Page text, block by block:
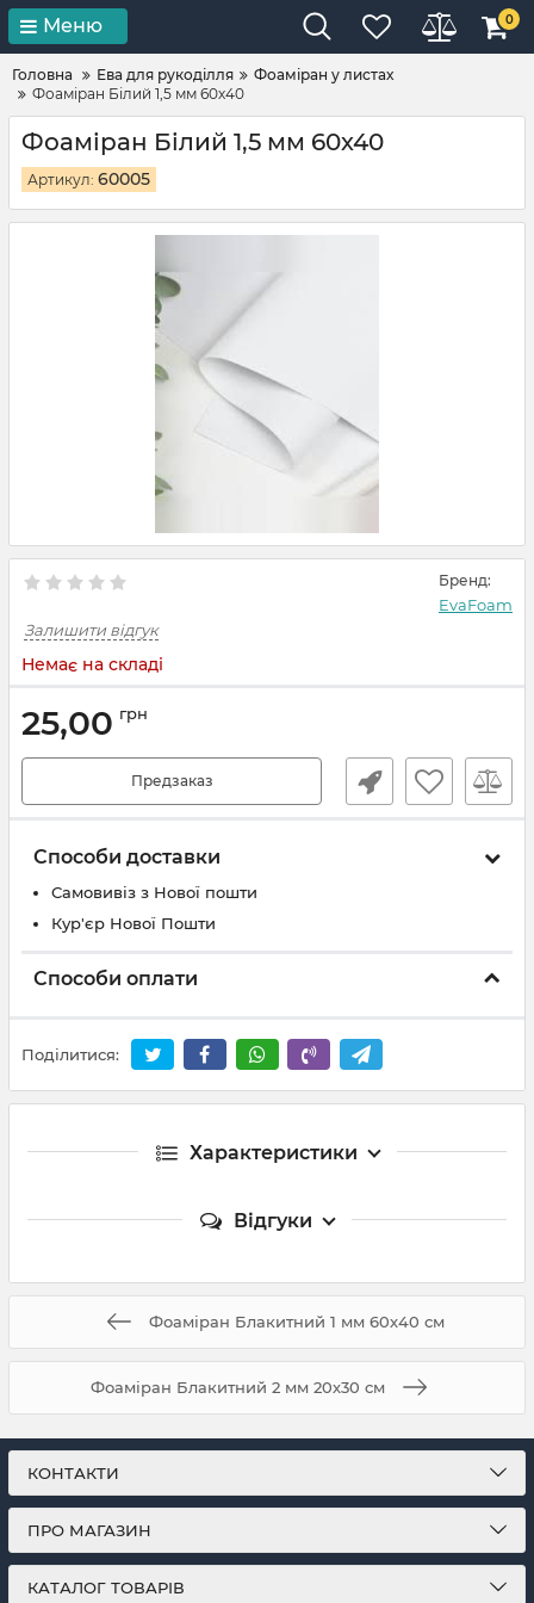
Меню 0
Головна Ева для рукоділля
Фоаміран у листах
Фоаміран Білий 1,5 мм 60х40
Фоаміран Білий 1,5 мм 60х40
Артикул: 60005
Бренд:
EvaFoam
Залишити відгук
Немає на складі
25,00 грн
Предзаказ
Способи доставки
Самовивіз з Нової пошти
Кур'єр Нової Пошти
Способи оплати
Поділитися:
Характеристики
Відгуки
Фоаміран Блакитний 1 мм 60х40 см
Фоаміран Блакитний 2 мм 20х30 см
КОНТАКТИ
ПРО МАГАЗИН
КАТАЛОГ ТОВАРІВ